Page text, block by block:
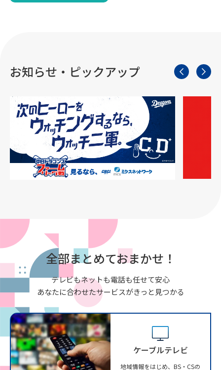
お知らせ・ピックアップ
全部まとめておまかせ！
テレビもネットも電話も任せて安心
あなたに合わせたサービスがきっと見つかる
ケーブルテレビ
地域情報をはじめ、BS・CSの